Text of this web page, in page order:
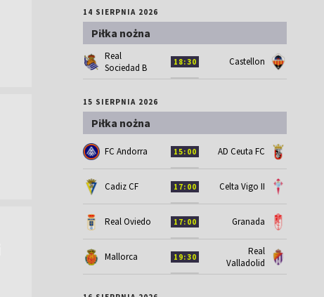
14 SIERPNIA 2026
Piłka nożna
Real
Sociedad B
18:30 Castellon
15 SIERPNIA 2026
Piłka nożna
FC Andorra 15:00 AD Ceuta FC
Cadiz CF 17:00 Celta Vigo II
Real Oviedo 17:00 Granada
Mallorca 19:30
Real
Valladolid